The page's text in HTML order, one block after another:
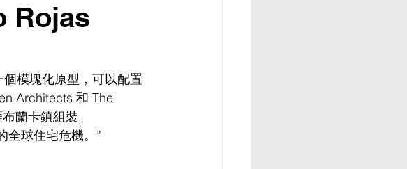
Rojas
模塊化原型，可以配置
Architects 和 The
蘭卡鎮組裝。
全球住宅危機。”